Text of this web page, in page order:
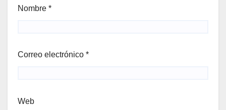
Nombre *
Correo electrónico *
Web